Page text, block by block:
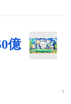
億